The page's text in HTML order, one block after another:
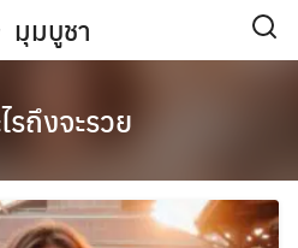
มุมบูชา
รถึงจะรวย